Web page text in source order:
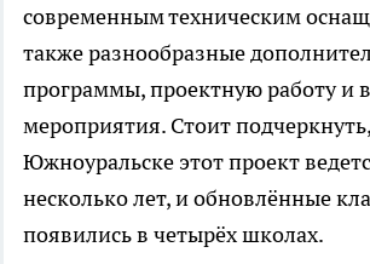
современным техническим
также разнообразные
программы, проектную работу и
мероприятия. Стоит
Южноуральске этот проект
несколько лет, и обновлённые
появились в четырёх школах.